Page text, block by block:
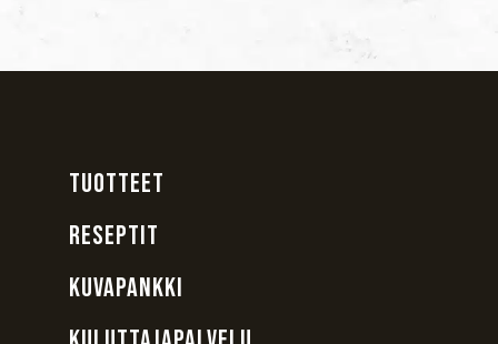
TUOTTEET
RESEPTIT
KUVAPANKKI